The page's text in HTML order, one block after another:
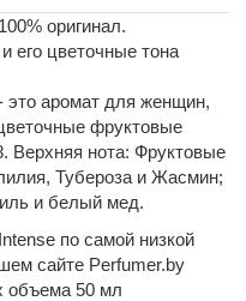
100% оригинал.
его цветочные тона
это аромат для женщин,
фруктовые
Верхняя нота: Фруктовые
Тубероза и Жасмин;
и белый мед.
по самой низкой
сайте Perfumer.by
объема 50 мл